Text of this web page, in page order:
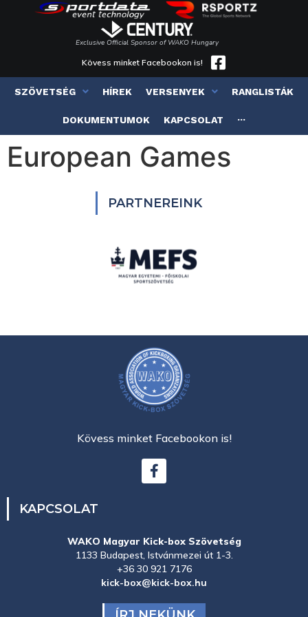
Exclusive Official Sponsor of WAKO Hungary
Kövess minket Facebookon is!
SZÖVETSÉG HÍREK VERSENYEK RANGLISTÁK
DOKUMENTUMOK KAPCSOLAT ···
European Games
PARTNEREINK
Kövess minket Facebookon is!
KAPCSOLAT
WAKO Magyar Kick-box Szövetség
1133 Budapest, Istvánmezei út 1-3.
+36 30 921 7176
kick-box@kick-box.hu